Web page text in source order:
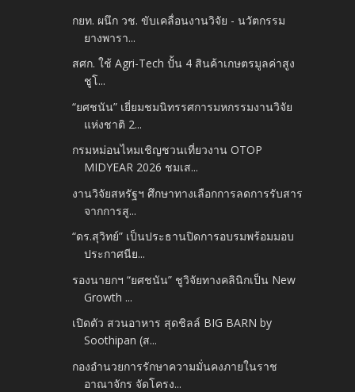
กยท. ผนึก วช. ขับเคลื่อนงานวิจัย - นวัตกรรม
ยางพารา...
สศก. ใช้ Agri-Tech ปั้น 4 สินค้าเกษตรมูลค่าสูง
ชูโ...
“ยศชนัน” เยี่ยมชมนิทรรศการมหกรรมงานวิจัย
แห่งชาติ 2...
กรมหม่อนไหมเชิญชวนเที่ยวงาน OTOP
MIDYEAR 2026 ชมเส...
งานวิจัยสหรัฐฯ ศึกษาทางเลือกการลดการรับสาร
จากการสู...
“ดร.สุวิทย์” เป็นประธานปิดการอบรมพร้อมมอบ
ประกาศนีย...
รองนายกฯ “ยศชนัน” ชูวิจัยทางคลินิกเป็น New
Growth ...
เปิดตัว สวนอาหาร สุดชิลล์ BIG BARN by
Soothipan (ส...
กองอำนวยการรักษาความมั่นคงภายในราช
อาณาจักร จัดโครง...